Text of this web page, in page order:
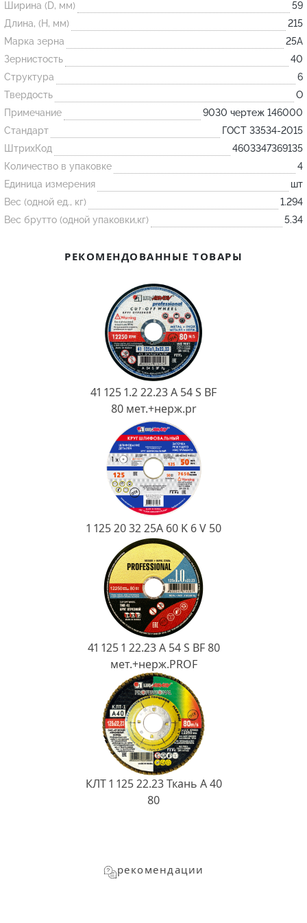
Огнеупорные
изделия
Скачать каталог
Тигель
Муфель
Черпак
Шербер
Трубка
Стержень
Пробка
Подставка
Ковш разливочный
Огнеупорная SiC смесь
Ширина (D, мм)
59
Длина, (H, мм)
215
Марка зерна
25А
Зернистость
40
Структура
6
Твердость
O
Примечание
9030 чертеж 146000
Стандарт
ГОСТ 33534-2015
ШтрихКод
4603347369135
Количество в упаковке
4
Единица измерения
шт
Вес (одной ед., кг)
1.294
Вес брутто (одной упаковки,кг)
5.34
РЕКОМЕНДОВАННЫЕ ТОВАРЫ
41 125 1.2 22.23 A 54 S BF
80 мет.+нерж.pr
1 125 20 32 25А 60 K 6 V 50
41 125 1 22.23 A 54 S BF 80
мет.+нерж.PROF
КЛТ 1 125 22.23 Ткань A 40
80
рекомендации